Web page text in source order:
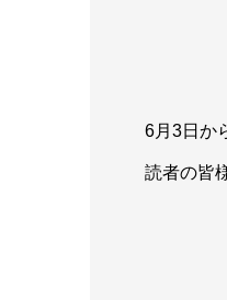
6月3日か
読者の皆